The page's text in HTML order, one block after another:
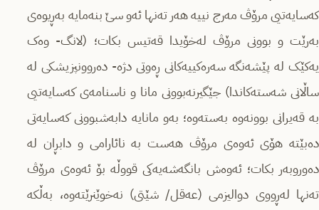
کەسایەتیی مرۆڤ مەرج نییە هەر تەنها ئەو سێ بنەمایە بەڕیوەی
بەرێت و بوونی مرۆڤ لەخۆیدا قەتیس بکات؛ (لانگ- وەک
یەکێک لە پێشەنگە سەرەکییەکانی ڕەوتی دژە- دەروونپزیشکی لە
ساڵانی شەستەکاندا) جێگیرنەبوونی مانا و ناسنامەی کەسایەتیی
بە قەیرانی بوونەوە بەستەوە؛ بەو مانایە دابەشبوونی کەسایەتی
دەبێتە هۆی ئەوەی مرۆڤ هەست بە نائارامی و دابڕان لە
دەوروبەر بکات؛ ئەوەش بانگەشەیەکی قووڵە بۆ ئەوەی مرۆڤ
تەنها لەڕووی دوالیزمی (عەقل/ شێتی) نەخوێنرێتەوە، بەڵکە